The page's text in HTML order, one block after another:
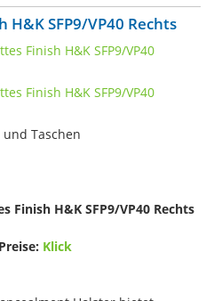
H&K SFP9/VP40 Rechts
Taschen
Finish H&K SFP9/VP40 Rechts
Klick